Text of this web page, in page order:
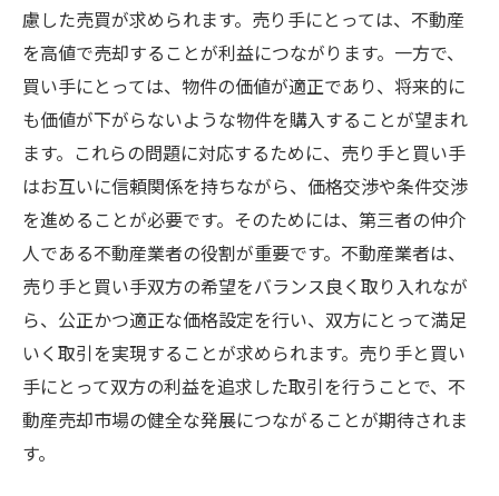
慮した売買が求められます。売り手にとっては、不動産
を高値で売却することが利益につながります。一方で、
買い手にとっては、物件の価値が適正であり、将来的に
も価値が下がらないような物件を購入することが望まれ
ます。これらの問題に対応するために、売り手と買い手
はお互いに信頼関係を持ちながら、価格交渉や条件交渉
を進めることが必要です。そのためには、第三者の仲介
人である不動産業者の役割が重要です。不動産業者は、
売り手と買い手双方の希望をバランス良く取り入れなが
ら、公正かつ適正な価格設定を行い、双方にとって満足
いく取引を実現することが求められます。売り手と買い
手にとって双方の利益を追求した取引を行うことで、不
動産売却市場の健全な発展につながることが期待されま
す。